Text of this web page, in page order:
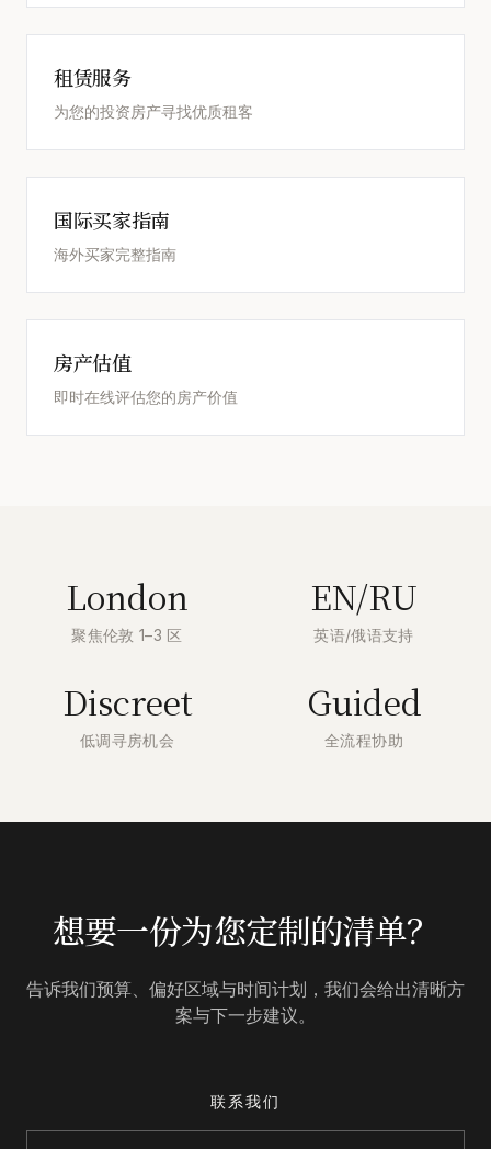
租赁服务
为您的投资房产寻找优质租客
国际买家指南
海外买家完整指南
房产估值
即时在线评估您的房产价值
London
聚焦伦敦 1–3 区
EN/RU
英语/俄语支持
Discreet
低调寻房机会
Guided
全流程协助
想要一份为您定制的清单？
告诉我们预算、偏好区域与时间计划，我们会给出清晰方
案与下一步建议。
联系我们